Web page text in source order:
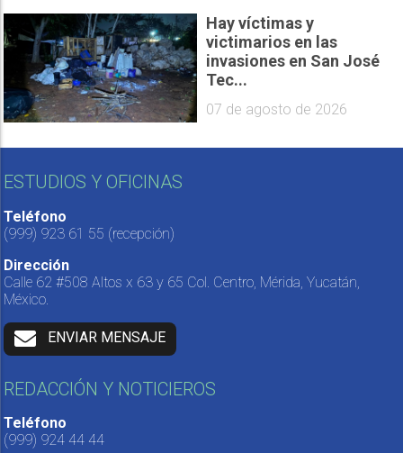
Hay víctimas y
victimarios en las
invasiones en San José
Tec...
07 de agosto de 2026
ESTUDIOS Y OFICINAS
Teléfono
(999) 923 61 55 (recepción)
Dirección
Calle 62 #508 Altos x 63 y 65 Col. Centro, Mérida, Yucatán,
México.
ENVIAR MENSAJE
REDACCIÓN Y NOTICIEROS
Teléfono
(999) 924 44 44